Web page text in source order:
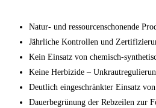
Natur- und ressourcenschonende
Jährliche Kontrollen und
Kein Einsatz von chemisch-
Keine Herbizide –
Deutlich eingeschränkter Einsatz
Dauerbegrünung der Rebzeilen zur